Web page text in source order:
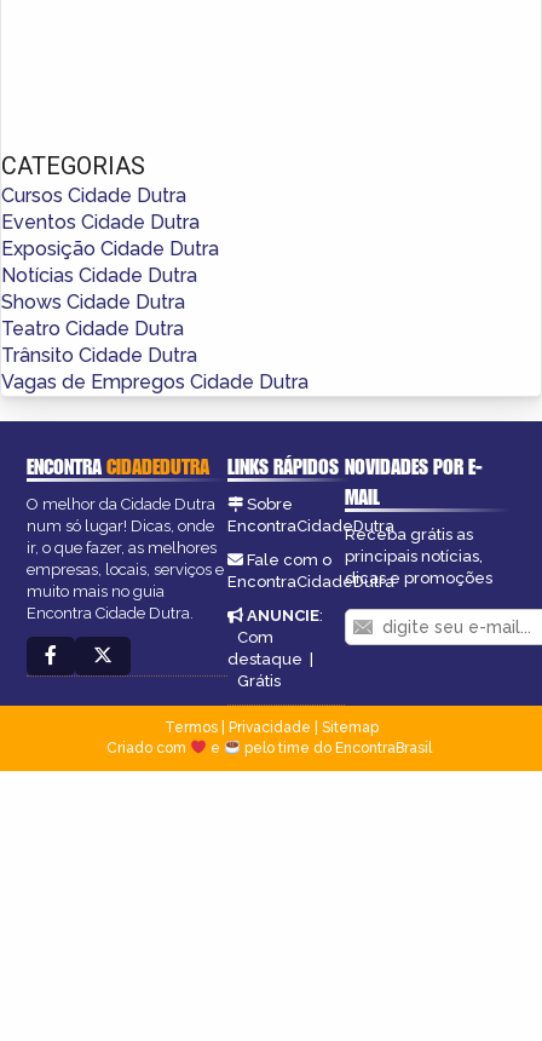
CATEGORIAS
Cursos Cidade Dutra
Eventos Cidade Dutra
Exposição Cidade Dutra
Notícias Cidade Dutra
Shows Cidade Dutra
Teatro Cidade Dutra
Trânsito Cidade Dutra
Vagas de Empregos Cidade Dutra
ENCONTRACIDADEDUTRA
O melhor da Cidade Dutra
num só lugar! Dicas, onde
ir, o que fazer, as melhores
empresas, locais, serviços e
muito mais no guia
Encontra Cidade Dutra.
LINKS RÁPIDOS
Sobre
EncontraCidadeDutra
Fale com o
EncontraCidadeDutra
ANUNCIE:
Com
destaque
Grátis
NOVIDADES POR E-
MAIL
Receba grátis as
principais notícias,
dicas e promoções
Termos| Privacidade
Sitemap
Criado com
e pelo time do EncontraBrasil